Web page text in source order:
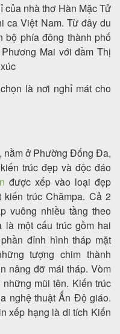
nhà thơ Hàn Mặc Tử
ca Việt Nam. Từ đây du
bộ phía đông thành phố
Mai với đầm Thị
là nơi nghỉ mát cho
nằm ở Phường Đống Đa,
trúc đẹp và độc đáo
được xếp vào loại đẹp
kiến trúc Chămpa. Cả 2
vuông nhiều tầng theo
là một cấu trúc gồm hai
đỉnh hình tháp mặt
tượng chim thành
nâng đỡ mái tháp. Vòm
mũi tên. Kiến trúc
nghệ thuật Ấn Độ giáo.
xếp hạng là di tích Kiến